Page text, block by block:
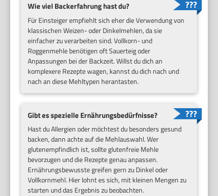
Wie viel Backerfahrung hast du?
Für Einsteiger empfiehlt sich eher die Verwendung von
klassischen Weizen- oder Dinkelmehlen, da sie
einfacher zu verarbeiten sind. Vollkorn- und
Roggenmehle benötigen oft Sauerteig oder
Anpassungen bei der Backzeit. Willst du dich an
komplexere Rezepte wagen, kannst du dich nach und
nach an diese Mehltypen herantasten.
Gibt es spezielle Ernährungsbedürfnisse?
Hast du Allergien oder möchtest du besonders gesund
backen, dann achte auf die Mehlauswahl. Wer
glutenempfindlich ist, sollte glutenfreie Mehle
bevorzugen und die Rezepte genau anpassen.
Ernährungsbewusste greifen gern zu Dinkel oder
Vollkornmehl. Hier lohnt es sich, mit kleinen Mengen zu
starten und das Ergebnis zu beobachten.